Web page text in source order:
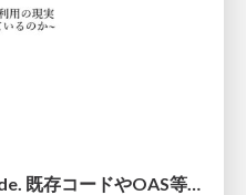
More Context, Better Code. 既存コードやOAS等をコンテキストとしてLLMに与える事で、よりよいコード生成を行う話